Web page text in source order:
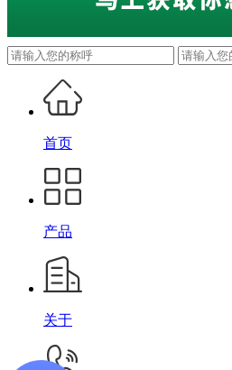
首页
产品
关于